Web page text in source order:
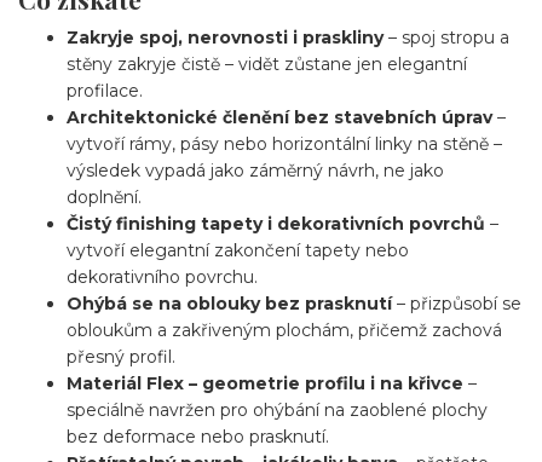
Zakryje spoj, nerovnosti i praskliny– spoj stropu a
stěny zakryje čistě – vidět zůstane jen elegantní
profilace.
Architektonické členění bez stavebních úprav–
vytvoří rámy, pásy nebo horizontální linky na stěně –
výsledek vypadá jako záměrný návrh, ne jako
doplnění.
Čistý finishing tapety i dekorativních povrchů –
vytvoří elegantní zakončení tapety nebo
dekorativního povrchu.
Ohýbá se na oblouky bez prasknutí– přizpůsobí se
obloukům a zakřiveným plochám, přičemž zachová
přesný profil.
Materiál Flex – geometrie profilu i na křivce –
speciálně navržen pro ohýbání na zaoblené plochy
bez deformace nebo prasknutí.